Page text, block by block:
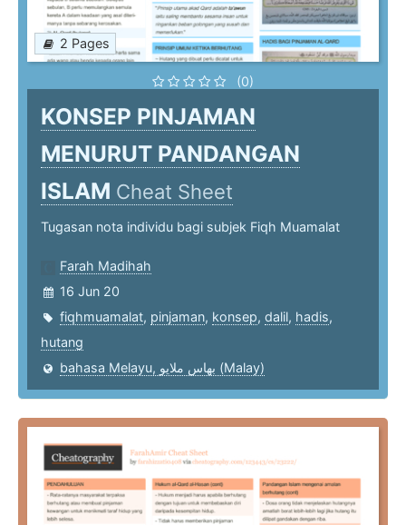
2 Pages
(0)
KONSEP PINJAMAN
MENURUT PANDANGAN
ISLAM Cheat Sheet
Tugasan nota individu bagi subjek Fiqh Muamalat
Farah Madihah
16 Jun 20
fiqhmuamalat, pinjaman, konsep, dalil, hadis,
hutang
bahasa Melayu, بهاس ملايو‎ (Malay)